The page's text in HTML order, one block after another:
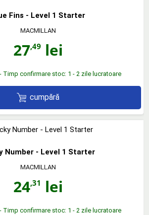
Fins - Level 1 Starter
MACMILLAN
27,49 lei
Timp confirmare stoc: 1 - 2 zile lucratoare
cumpără
Number - Level 1 Starter
MACMILLAN
24,31 lei
Timp confirmare stoc: 1 - 2 zile lucratoare